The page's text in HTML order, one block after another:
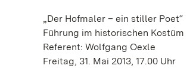
„Der Hofmaler – ein stiller Poet“
Führung im historischen Kostüm
Referent: Wolfgang Oexle
Freitag, 31. Mai 2013, 17.00 Uhr